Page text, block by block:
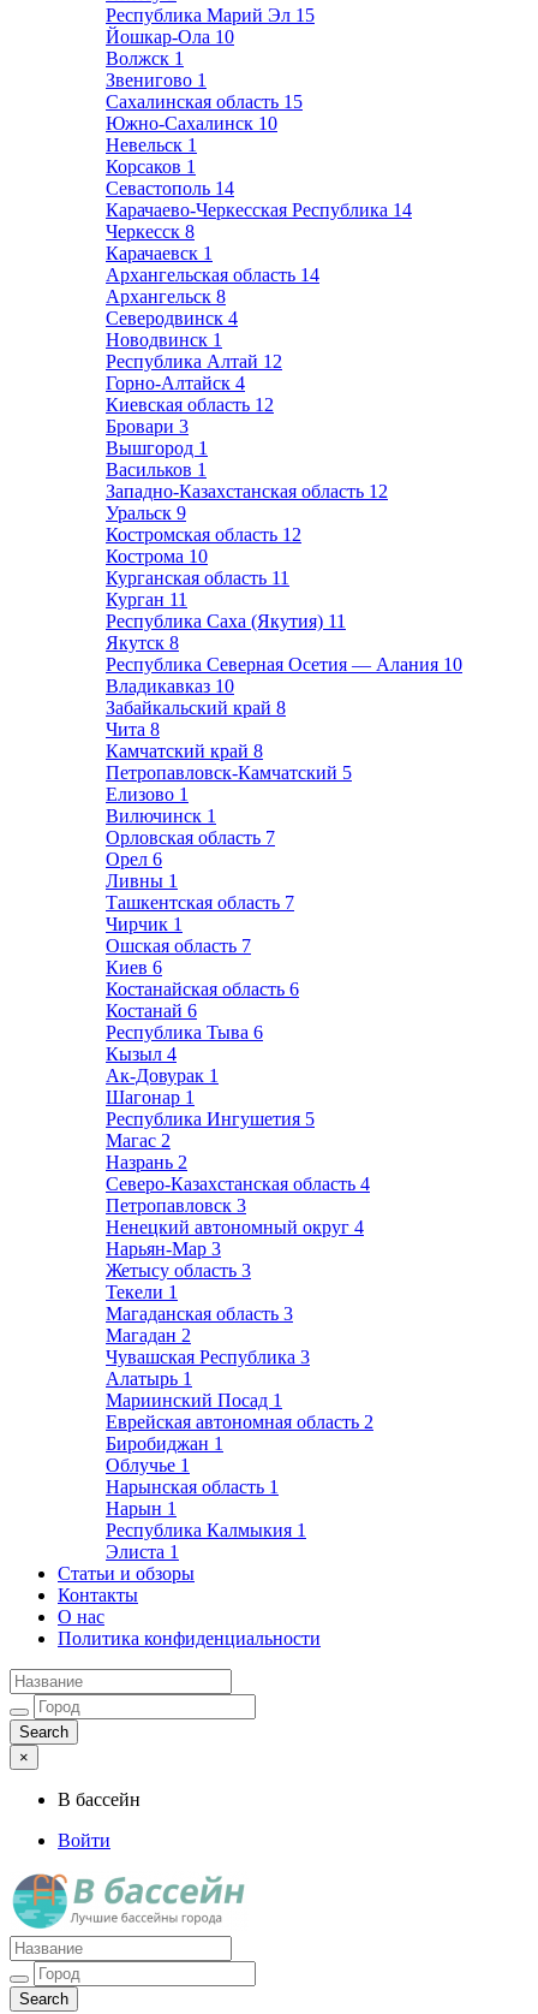
Республика Марий Эл 15
Йошкар-Ола 10
Волжск 1
Звенигово 1
Сахалинская область 15
Южно-Сахалинск 10
Невельск 1
Корсаков 1
Севастополь 14
Карачаево-Черкесская Республика 14
Черкесск 8
Карачаевск 1
Архангельская область 14
Архангельск 8
Северодвинск 4
Новодвинск 1
Республика Алтай 12
Горно-Алтайск 4
Киевская область 12
Бровари 3
Вышгород 1
Васильков 1
Западно-Казахстанская область 12
Уральск 9
Костромская область 12
Кострома 10
Курганская область 11
Курган 11
Республика Саха (Якутия) 11
Якутск 8
Республика Северная Осетия — Алания 10
Владикавказ 10
Забайкальский край 8
Чита 8
Камчатский край 8
Петропавловск-Камчатский 5
Елизово 1
Вилючинск 1
Орловская область 7
Орел 6
Ливны 1
Ташкентская область 7
Чирчик 1
Ошская область 7
Киев 6
Костанайская область 6
Костанай 6
Республика Тыва 6
Кызыл 4
Ак-Довурак 1
Шагонар 1
Республика Ингушетия 5
Магас 2
Назрань 2
Северо-Казахстанская область 4
Петропавловск 3
Ненецкий автономный округ 4
Нарьян-Мар 3
Жетысу область 3
Текели 1
Магаданская область 3
Магадан 2
Чувашская Республика 3
Алатырь 1
Мариинский Посад 1
Еврейская автономная область 2
Биробиджан 1
Облучье 1
Нарынская область 1
Нарын 1
Республика Калмыкия 1
Элиста 1
Статьи и обзоры
Контакты
О нас
Политика конфиденциальности
×
В бассейн
Войти
Лучшие бассейны города